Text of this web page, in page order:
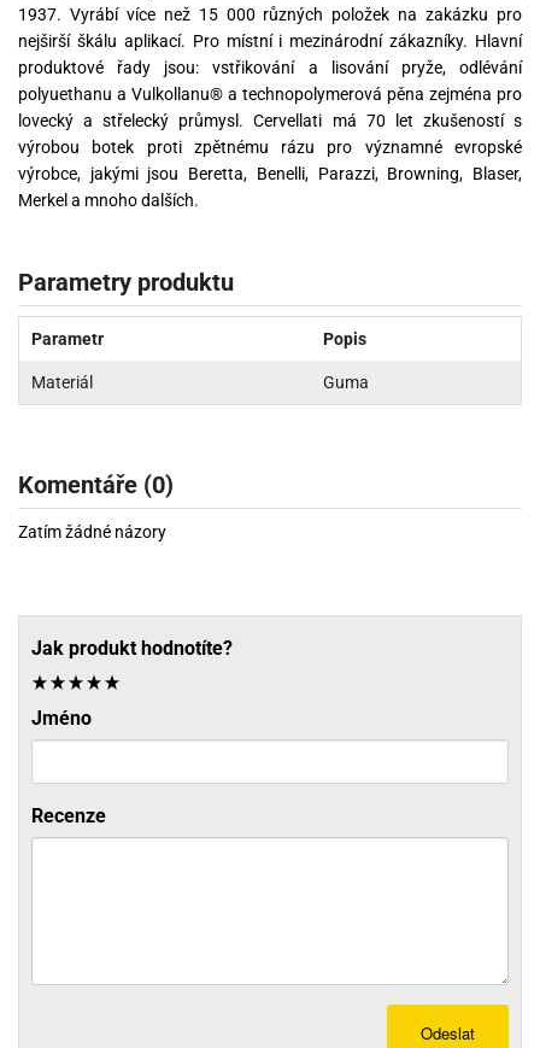
1937. Vyrábí více než 15 000 různých položek na zakázku pro
nejširší škálu aplikací. Pro místní i mezinárodní zákazníky. Hlavní
produktové řady jsou: vstřikování a lisování pryže, odlévání
polyuethanu a Vulkollanu® a technopolymerová pěna zejména pro
lovecký a střelecký průmysl. Cervellati má 70 let zkušeností s
výrobou botek proti zpětnému rázu pro významné evropské
výrobce, jakými jsou Beretta, Benelli, Parazzi, Browning, Blaser,
Merkel a mnoho dalších.
Parametry produktu
Parametr Popis
Materiál Guma
Komentáře (0)
Zatím žádné názory
Jak produkt hodnotíte?
Jméno
Recenze
Odeslat